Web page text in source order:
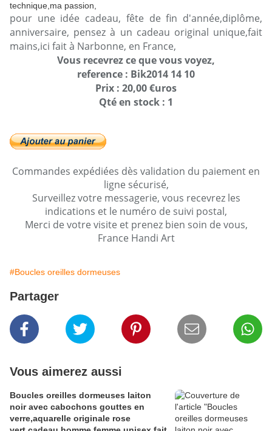
technique,ma passion,
pour une idée cadeau, fête de fin d'année,diplôme,
anniversaire, pensez à un cadeau original unique,fait
mains,ici fait à Narbonne, en France,
Vous recevrez ce que vous voyez,
reference : Bik2014 14 10
Prix : 20,00 €uros
Qté en stock : 1
Commandes expédiées dès validation du paiement en
ligne sécurisé,
Surveillez votre messagerie, vous recevrez les
indications et le numéro de suivi postal,
Merci de votre visite et prenez bien soin de vous,
France Handi Art
#Boucles oreilles dormeuses
Partager
Vous aimerez aussi
Boucles oreilles dormeuses laiton
noir avec cabochons gouttes en
verre,aquarelle originale rose